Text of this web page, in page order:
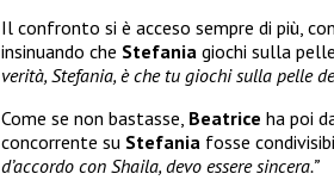
Il confronto si è acceso sempre di più, con
insinuando che Stefania giochi sulla
verità, Stefania, è che tu giochi sulla pelle
Come se non bastasse, Beatrice ha poi
concorrente su Stefania fosse
d’accordo con Shaila, devo essere sincera.”